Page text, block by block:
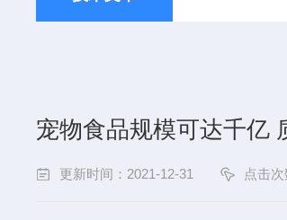
宠物食品规模可达千亿
更新时间：2021-12-31 点击